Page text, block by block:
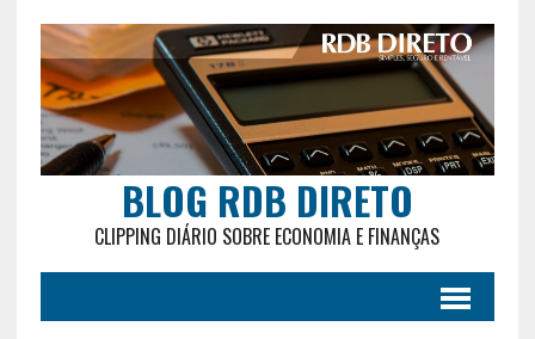
BLOG RDB DIRETO
CLIPPING DIÁRIO SOBRE ECONOMIA E FINANÇAS